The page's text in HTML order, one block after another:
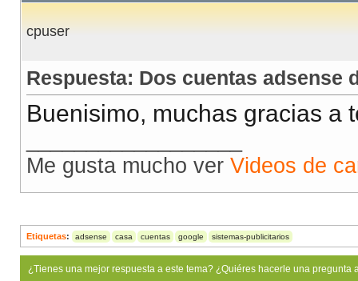
cpuser
Respuesta: Dos cuentas adsense
Buenisimo, muchas gracias a
Me gusta mucho ver Videos de
Etiquetas: adsense casa cuentas google sistemas-publicitarios
¿Tienes una mejor respuesta a este tema? ¿Quiéres hacerle una